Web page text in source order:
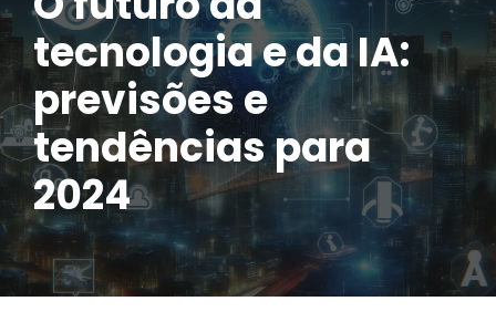
tecnologia e da IA:
previsões e
tendências para
2024